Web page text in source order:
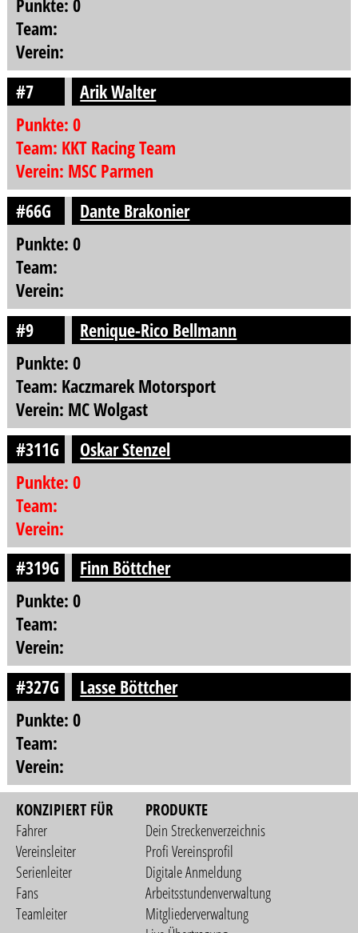
Punkte: 0
Team:
Verein:
#7
Arik Walter
Punkte: 0
Team: KKT Racing Team
Verein: MSC Parmen
#66G
Dante Brakonier
Punkte: 0
Team:
Verein:
#9
Renique-Rico Bellmann
Punkte: 0
Team: Kaczmarek Motorsport
Verein: MC Wolgast
#311G
Oskar Stenzel
Punkte: 0
Team:
Verein:
#319G
Finn Böttcher
Punkte: 0
Team:
Verein:
#327G
Lasse Böttcher
Punkte: 0
Team:
Verein:
KONZIPIERT FÜR
Fahrer
Vereinsleiter
Serienleiter
Fans
Teamleiter
PRODUKTE
Dein Streckenverzeichnis
Profi Vereinsprofil
Digitale Anmeldung
Arbeitsstundenverwaltung
Mitgliederverwaltung